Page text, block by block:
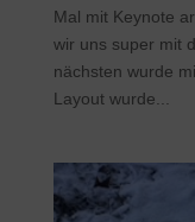
Mal mit Keynote
wir uns super mit
nächsten wurde
Layout wurde...